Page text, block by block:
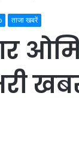
ताजा खबरें